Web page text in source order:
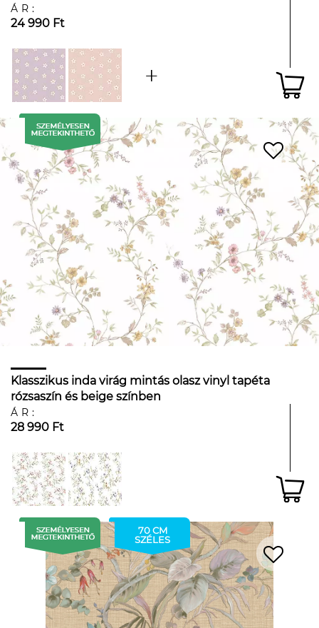
ÁR:
24 990 Ft
Klasszikus inda virág mintás olasz vinyl tapéta
rózsaszín és beige színben
ÁR:
28 990 Ft
70 CM
SZÉLES